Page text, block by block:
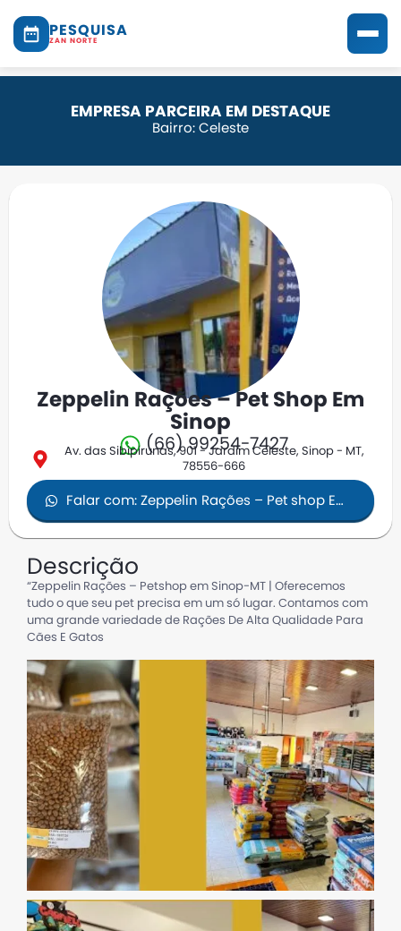
PESQUISA
ZAN NORTE
EMPRESA PARCEIRA EM DESTAQUE
Bairro: Celeste
Zeppelin Rações – Pet Shop Em
Sinop
(66) 99254-7427
Av. das Sibipirunas, 901 - Jardim Celeste, Sinop - MT,
78556-666
Falar com: Zeppelin Rações – Pet shop Em
Sinop
Descrição
“Zeppelin Rações – Petshop em Sinop-MT | Oferecemos
tudo o que seu pet precisa em um só lugar. Contamos com
uma grande variedade de Rações De Alta Qualidade Para
Cães E Gatos